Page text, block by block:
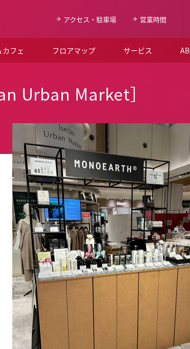
アクセス・駐車場 営業時間
フェ フロアマップ サービス
よくあるご
SNSアカウ
LUCUAブラ
ルクア大阪イ
スタッフ募
スタッフ募
方）
Urban Market］